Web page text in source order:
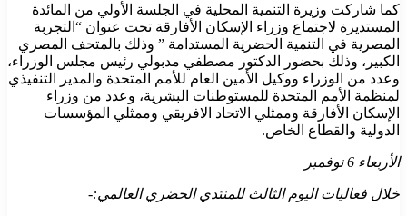
كما شاركت وزيرة التنمية المحلية في الجلسة الأولي من المائدة
المستديرة لاجتماع وزراء الإسكان الأفارقة تحت عنوان “التجربة
المصرية في التنمية الحضرية المستدامة ” وذلك بالمتحف المصري
الكبير، وذلك بحضور الدكتور مصطفي مدبولي رئيس مجلس الوزراء،
وعدد من الوزراء ووكيل الأمين العام للأمم المتحدة والمدير التنفيذي
لمنظمة الأمم المتحدة للمستوطنات البشرية، وعدد من وزراء
الإسكان الأفارقة وممثلي الاتحاد الافريقي وممثلي المؤسسات
الدولية والقطاع الخاص.
الأربعاء 6 نوفمبر
خلال فعاليات اليوم الثالث للمنتدي الحضري العالمي:-